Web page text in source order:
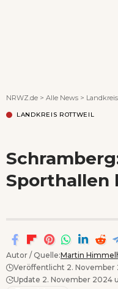
NRWZ.de > Alle News >
LANDKREIS ROTTWEIL
Sporthallen
Autor / Quelle:Martin
Veröffentlicht 2. November
Update 2. November 2024